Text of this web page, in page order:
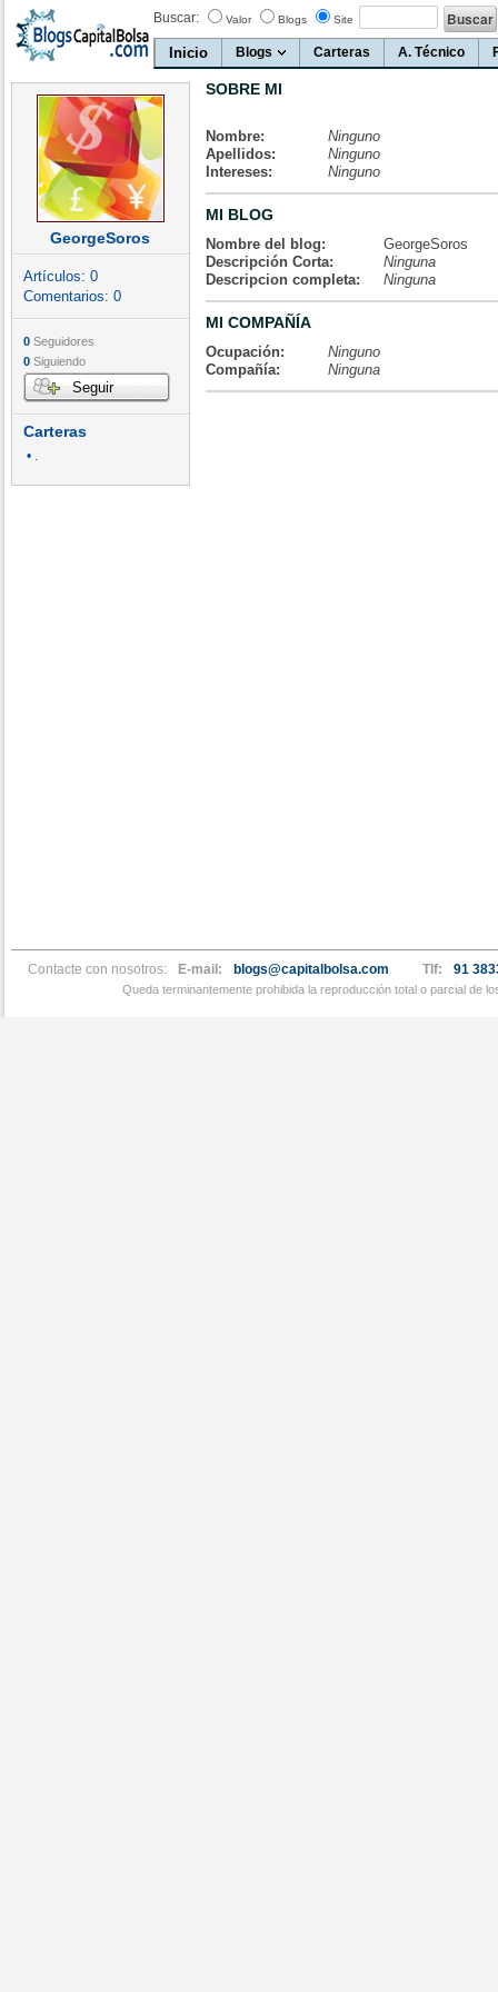
Buscar: Valor Blogs Site
Inicio Blogs Carteras A. Técnico
GeorgeSoros
Artículos: 0
Comentarios: 0
0 Seguidores
0 Siguiendo
Seguir
Carteras
• .
SOBRE MI
Nombre:
Ninguno
Apellidos:
Ninguno
Intereses:
Ninguno
MI BLOG
Nombre del blog:
GeorgeSoros
Descripción Corta:
Ninguna
Descripcion completa:
Ninguna
MI COMPAÑÍA
Ocupación:
Ninguno
Compañía:
Ninguna
Contacte con nosotros: E-mail: blogs@capitalbolsa.com Tlf: 91
Queda terminantemente prohibida la reproducción total o parcial de